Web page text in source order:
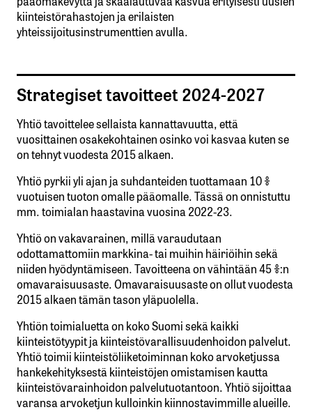
perässä.
Näköjään marraskuussa voi olla hyviäkin
uutisia.
26.11.2025 at 09:17
Vastaa
kirjautua
sisään
rekisteröityä
Sähköpostiosoitettasi ei julkaista.
kentät on merkitty *
Kommentti*
kiinteistörahastojen ja erilaisten
yhteissijoitusinstrumenttien avulla.
Strategiset tavoitteet 2024-2027
Yhtiö tavoittelee sellaista kannattavuutta, että
vuosittainen osakekohtainen osinko voi kasvaa kuten se
on tehnyt vuodesta 2015 alkaen.
Yhtiö pyrkii yli ajan ja suhdanteiden tuottamaan 10 %
vuotuisen tuoton omalle pääomalle. Tässä on onnistuttu
mm. toimialan haastavina vuosina 2022-23.
Yhtiö on vakavarainen, millä varaudutaan
odottamattomiin markkina- tai muihin häiriöihin sekä
niiden hyödyntämiseen. Tavoitteena on vähintään 45 %:n
omavaraisuusaste. Omavaraisuusaste on ollut vuodesta
2015 alkaen tämän tason yläpuolella.
Yhtiön toimialuetta on koko Suomi sekä kaikki
kiinteistötyypit ja kiinteistövarallisuudenhoidon palvelut.
Yhtiö toimii kiinteistöliiketoiminnan koko arvoketjussa
hankekehityksestä kiinteistöjen omistamisen kautta
kiinteistövarainhoidon palvelutuotantoon. Yhtiö sijoittaa
varansa arvoketjun kulloinkin kiinnostavimmille alueille.